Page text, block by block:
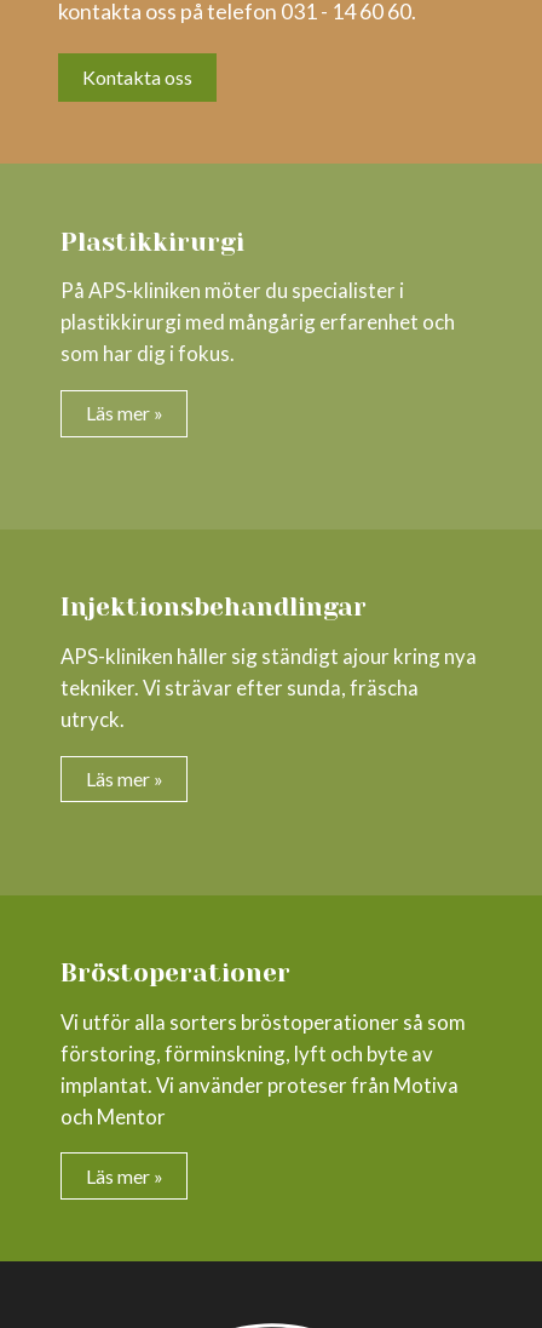
kontakta oss på telefon 031 - 14 60 60.
Kontakta oss
Plastikkirurgi
På APS-kliniken möter du specialister i
plastikkirurgi med mångårig erfarenhet och
som har dig i fokus.
Läs mer »
Injektionsbehandlingar
APS-kliniken håller sig ständigt ajour kring nya
tekniker. Vi strävar efter sunda, fräscha
utryck.
Läs mer »
Bröstoperationer
Vi utför alla sorters bröstoperationer så som
förstoring, förminskning, lyft och byte av
implantat. Vi använder proteser från Motiva
och Mentor
Läs mer »